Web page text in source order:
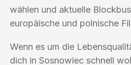
wählen und aktuelle
europäische und polnische
Wenn es um die
dich in Sosnowiec schnell